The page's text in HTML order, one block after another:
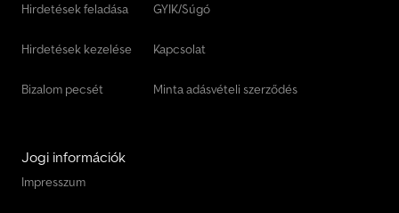
Hirdetések feladása
Hirdetések kezelése
Bizalom pecsét
GYIK/Súgó
Kapcsolat
Minta adásvételi szerződés
Jogi információk
Impresszum